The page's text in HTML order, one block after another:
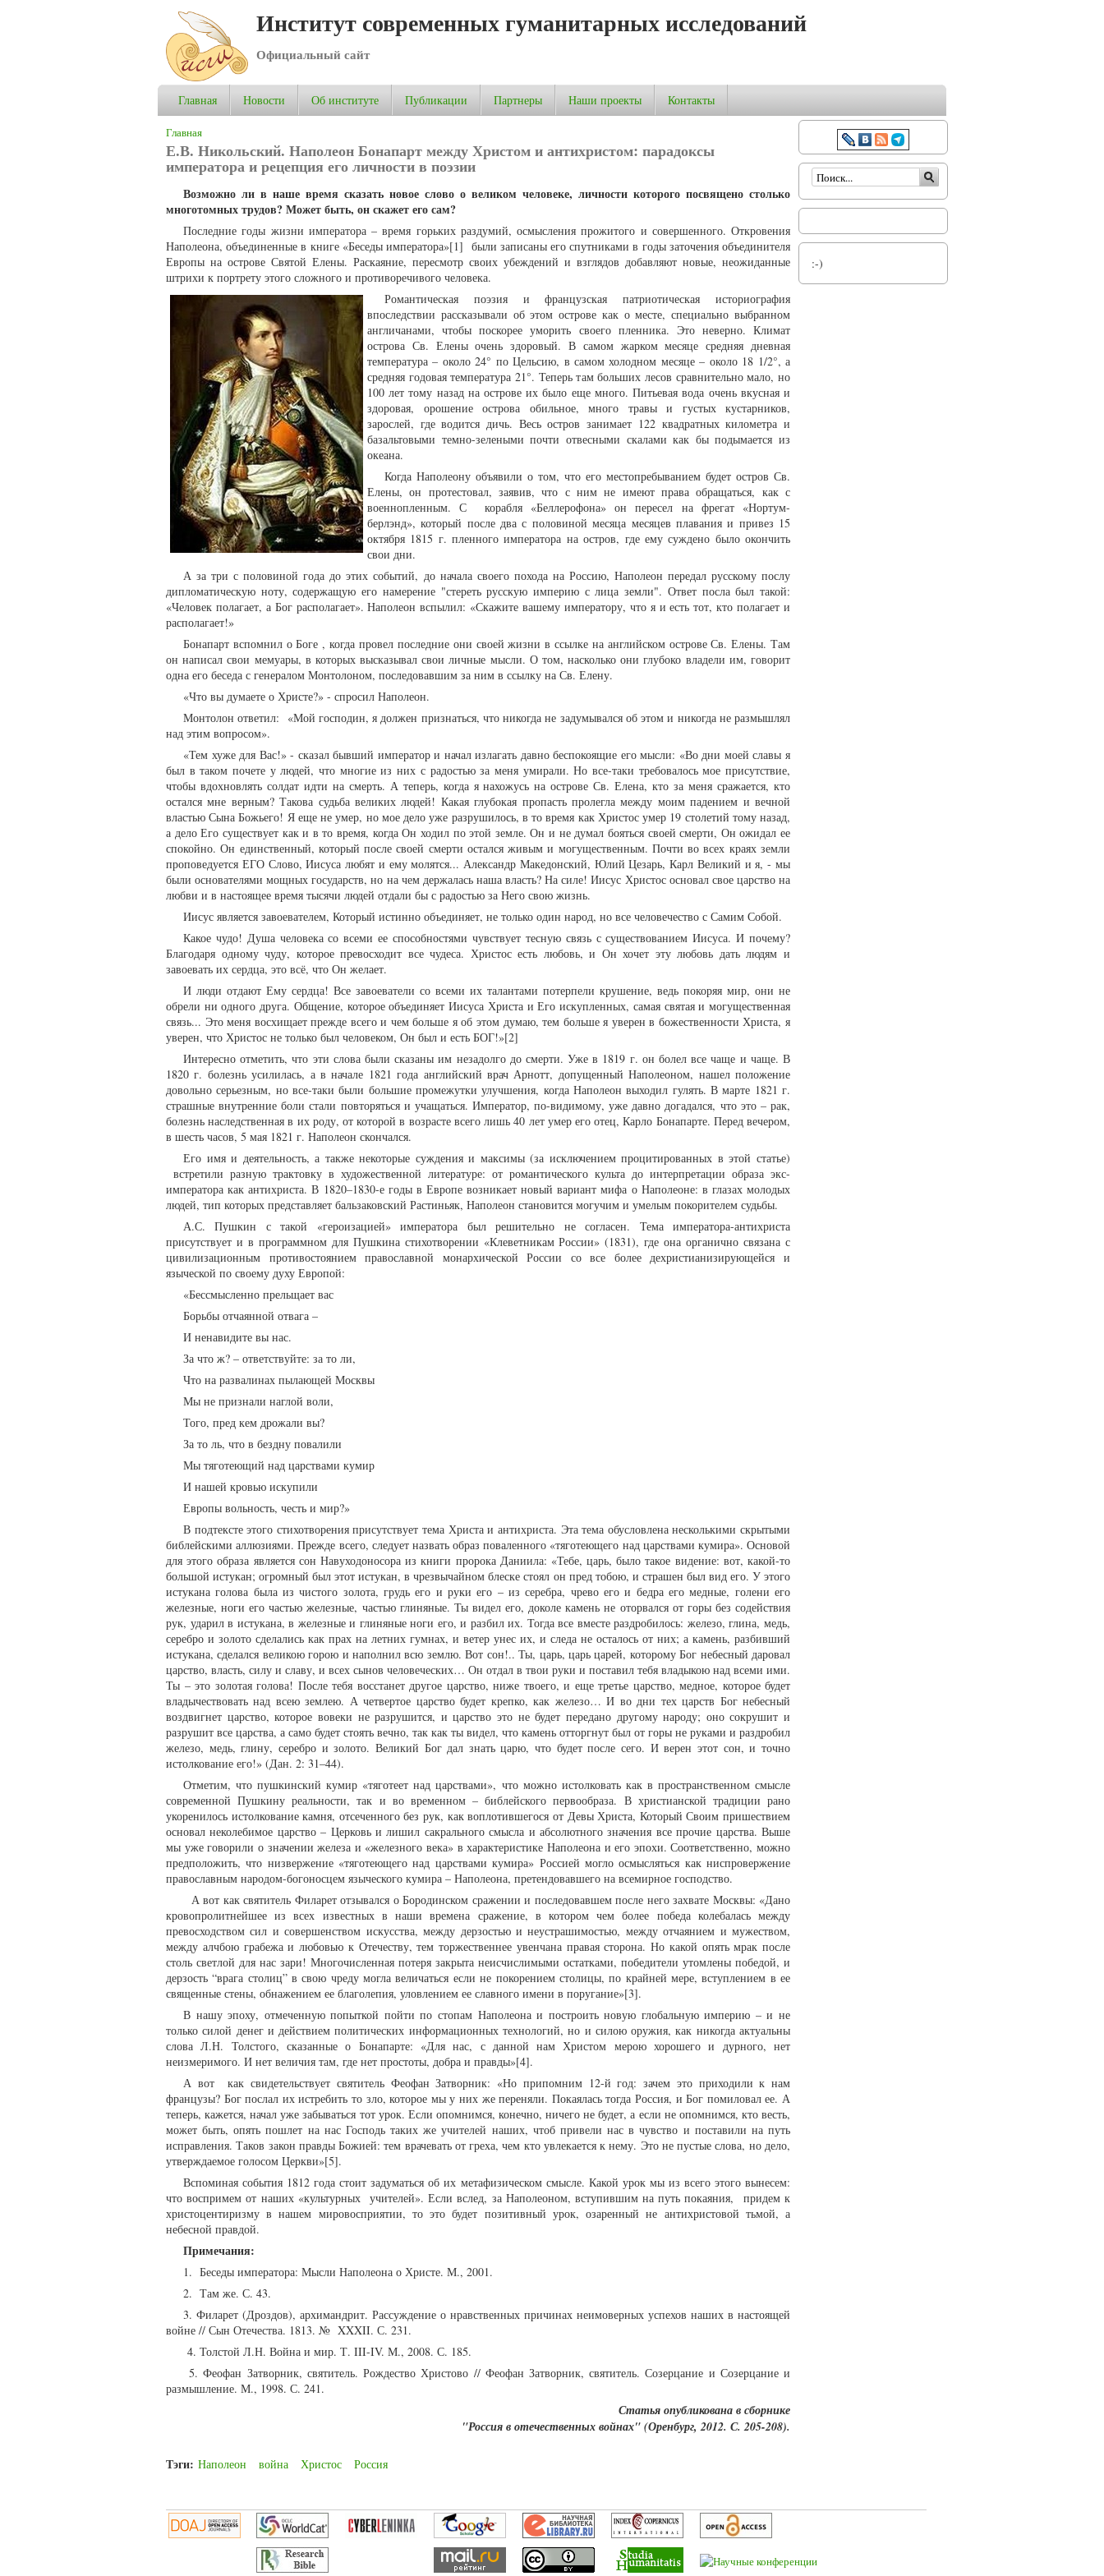
Институт современных гуманитарных исследований
Официальный сайт
Главная Новости Об институте Публикации Партнеры Наши проекты Контакты
Вы здесь
Главная
Е.В. Никольский. Наполеон Бонапарт между Христом и антихристом: парадоксы
императора и рецепция его личности в поэзии
Возможно ли в наше время сказать новое слово о великом человеке, личности которого посвящено столько
многотомных трудов? Может быть, он скажет его сам?
Последние годы жизни императора – время горьких раздумий, осмысления прожитого и совершенного. Откровения
Наполеона, объединенные в книге «Беседы императора»[1] были записаны его спутниками в годы заточения объединителя
Европы на острове Святой Елены. Раскаяние, пересмотр своих убеждений и взглядов добавляют новые, неожиданные
штрихи к портрету этого сложного и противоречивого человека.
Романтическая поэзия и французская патриотическая историография
впоследствии рассказывали об этом острове как о месте, специально выбранном
англичанами, чтобы поскорее уморить своего пленника. Это неверно. Климат
острова Св. Елены очень здоровый. В самом жарком месяце средняя дневная
температура – около 24° по Цельсию, в самом холодном месяце – около 18 1/2°, а
средняя годовая температура 21°. Теперь там больших лесов сравнительно мало, но
100 лет тому назад на острове их было еще много. Питьевая вода очень вкусная и
здоровая, орошение острова обильное, много травы и густых кустарников,
зарослей, где водится дичь. Весь остров занимает 122 квадратных километра и
базальтовыми темно-зелеными почти отвесными скалами как бы подымается из
океана.
Когда Наполеону объявили о том, что его местопребыванием будет остров Св.
Елены, он протестовал, заявив, что с ним не имеют права обращаться, как с
военнопленным. С корабля «Беллерофона» он пересел на фрегат «Нортум-
берлэнд», который после два с половиной месяца месяцев плавания и привез 15
октября 1815 г. пленного императора на остров, где ему суждено было окончить
свои дни.
А за три с половиной года до этих событий, до начала своего похода на Россию, Наполеон передал русскому послу
дипломатическую ноту, содержащую его намерение "стереть русскую империю с лица земли". Ответ посла был такой:
«Человек полагает, а Бог располагает». Наполеон вспылил: «Скажите вашему императору, что я и есть тот, кто полагает и
располагает!»
Бонапарт вспомнил о Боге , когда провел последние они своей жизни в ссылке на английском острове Св. Елены. Там
он написал свои мемуары, в которых высказывал свои личные мысли. О том, насколько они глубоко владели им, говорит
одна его беседа с генералом Монтолоном, последовавшим за ним в ссылку на Св. Елену.
«Что вы думаете о Христе?» - спросил Наполеон.
Монтолон ответил: «Мой господин, я должен признаться, что никогда не задумывался об этом и никогда не размышлял
над этим вопросом».
«Тем хуже для Вас!» - сказал бывший император и начал излагать давно беспокоящие его мысли: «Во дни моей славы я
был в таком почете у людей, что многие из них с радостью за меня умирали. Но все-таки требовалось мое присутствие,
чтобы вдохновлять солдат идти на смерть. А теперь, когда я нахожусь на острове Св. Елена, кто за меня сражается, кто
остался мне верным? Такова судьба великих людей! Какая глубокая пропасть пролегла между моим падением и вечной
властью Сына Божьего! Я еще не умер, но мое дело уже разрушилось, в то время как Христос умер 19 столетий тому назад,
а дело Его существует как и в то время, когда Он ходил по этой земле. Он и не думал бояться своей смерти, Он ожидал ее
спокойно. Он единственный, который после своей смерти остался живым и могущественным. Почти во всех краях земли
проповедуется ЕГО Слово, Иисуса любят и ему молятся... Александр Македонский, Юлий Цезарь, Карл Великий и я, - мы
были основателями мощных государств, но на чем держалась наша власть? На силе! Иисус Христос основал свое царство на
любви и в настоящее время тысячи людей отдали бы с радостью за Него свою жизнь.
Иисус является завоевателем, Который истинно объединяет, не только один народ, но все человечество с Самим Собой.
Какое чудо! Душа человека со всеми ее способностями чувствует тесную связь с существованием Иисуса. И почему?
Благодаря одному чуду, которое превосходит все чудеса. Христос есть любовь, и Он хочет эту любовь дать людям и
завоевать их сердца, это всё, что Он желает.
И люди отдают Ему сердца! Все завоеватели со всеми их талантами потерпели крушение, ведь покоряя мир, они не
обрели ни одного друга. Общение, которое объединяет Иисуса Христа и Его искупленных, самая святая и могущественная
связь... Это меня восхищает прежде всего и чем больше я об этом думаю, тем больше я уверен в божественности Христа, я
уверен, что Христос не только был человеком, Он был и есть БОГ!»[2]
Интересно отметить, что эти слова были сказаны им незадолго до смерти. Уже в 1819 г. он болел все чаще и чаще. В
1820 г. болезнь усилилась, а в начале 1821 года английский врач Арнотт, допущенный Наполеоном, нашел положение
довольно серьезным, но все-таки были большие промежутки улучшения, когда Наполеон выходил гулять. В марте 1821 г.
страшные внутренние боли стали повторяться и учащаться. Император, по-видимому, уже давно догадался, что это – рак,
болезнь наследственная в их роду, от которой в возрасте всего лишь 40 лет умер его отец, Карло Бонапарте. Перед вечером,
в шесть часов, 5 мая 1821 г. Наполеон скончался.
Его имя и деятельность, а также некоторые суждения и максимы (за исключением процитированных в этой статье)
встретили разную трактовку в художественной литературе: от романтического культа до интерпретации образа экс-
императора как антихриста. В 1820–1830-е годы в Европе возникает новый вариант мифа о Наполеоне: в глазах молодых
людей, тип которых представляет бальзаковский Растиньяк, Наполеон становится могучим и умелым покорителем судьбы.
А.С. Пушкин с такой «героизацией» императора был решительно не согласен. Тема императора-антихриста
присутствует и в программном для Пушкина стихотворении «Клеветникам России» (1831), где она органично связана с
цивилизационным противостоянием православной монархической России со все более дехристианизирующейся и
языческой по своему духу Европой:
«Бессмысленно прельщает вас
Борьбы отчаянной отвага –
И ненавидите вы нас.
За что ж? – ответствуйте: за то ли,
Что на развалинах пылающей Москвы
Мы не признали наглой воли,
Того, пред кем дрожали вы?
За то ль, что в бездну повалили
Мы тяготеющий над царствами кумир
И нашей кровью искупили
Европы вольность, честь и мир?»
В подтексте этого стихотворения присутствует тема Христа и антихриста. Эта тема обусловлена несколькими скрытыми
библейскими аллюзиями. Прежде всего, следует назвать образ поваленного «тяготеющего над царствами кумира». Основой
для этого образа является сон Навуходоносора из книги пророка Даниила: «Тебе, царь, было такое видение: вот, какой-то
большой истукан; огромный был этот истукан, в чрезвычайном блеске стоял он пред тобою, и страшен был вид его. У этого
истукана голова была из чистого золота, грудь его и руки его – из серебра, чрево его и бедра его медные, голени его
железные, ноги его частью железные, частью глиняные. Ты видел его, доколе камень не оторвался от горы без содействия
рук, ударил в истукана, в железные и глиняные ноги его, и разбил их. Тогда все вместе раздробилось: железо, глина, медь,
серебро и золото сделались как прах на летних гумнах, и ветер унес их, и следа не осталось от них; а камень, разбивший
истукана, сделался великою горою и наполнил всю землю. Вот сон!.. Ты, царь, царь царей, которому Бог небесный даровал
царство, власть, силу и славу, и всех сынов человеческих… Он отдал в твои руки и поставил тебя владыкою над всеми ими.
Ты – это золотая голова! После тебя восстанет другое царство, ниже твоего, и еще третье царство, медное, которое будет
владычествовать над всею землею. А четвертое царство будет крепко, как железо… И во дни тех царств Бог небесный
воздвигнет царство, которое вовеки не разрушится, и царство это не будет передано другому народу; оно сокрушит и
разрушит все царства, а само будет стоять вечно, так как ты видел, что камень отторгнут был от горы не руками и раздробил
железо, медь, глину, серебро и золото. Великий Бог дал знать царю, что будет после сего. И верен этот сон, и точно
истолкование его!» (Дан. 2: 31–44).
Отметим, что пушкинский кумир «тяготеет над царствами», что можно истолковать как в пространственном смысле
современной Пушкину реальности, так и во временном – библейского первообраза. В христианской традиции рано
укоренилось истолкование камня, отсеченного без рук, как воплотившегося от Девы Христа, Который Своим пришествием
основал неколебимое царство – Церковь и лишил сакрального смысла и абсолютного значения все прочие царства. Выше
мы уже говорили о значении железа и «железного века» в характеристике Наполеона и его эпохи. Соответственно, можно
предположить, что низвержение «тяготеющего над царствами кумира» Россией могло осмысляться как ниспровержение
православным народом-богоносцем языческого кумира – Наполеона, претендовавшего на всемирное господство.
А вот как святитель Филарет отзывался о Бородинском сражении и последовавшем после него захвате Москвы: «Дано
кровопролитнейшее из всех известных в наши времена сражение, в котором чем более победа колебалась между
превосходством сил и совершенством искусства, между дерзостью и неустрашимостью, между отчаянием и мужеством,
между алчбою грабежа и любовью к Отечеству, тем торжественнее увенчана правая сторона. Но какой опять мрак после
столь светлой для нас зари! Многочисленная потеря закрыта неисчислимыми остатками, победители утомлены победой, и
дерзость “врага столиц” в свою чреду могла величаться если не покорением столицы, по крайней мере, вступлением в ее
священные стены, обнажением ее благолепия, уловлением ее славного имени в поругание»[3].
В нашу эпоху, отмеченную попыткой пойти по стопам Наполеона и построить новую глобальную империю – и не
только силой денег и действием политических информационных технологий, но и силою оружия, как никогда актуальны
слова Л.Н. Толстого, сказанные о Бонапарте: «Для нас, с данной нам Христом мерою хорошего и дурного, нет
неизмеримого. И нет величия там, где нет простоты, добра и правды»[4].
А вот как свидетельствует святитель Феофан Затворник: «Но припомним 12-й год: зачем это приходили к нам
французы? Бог послал их истребить то зло, которое мы у них же переняли. Покаялась тогда Россия, и Бог помиловал ее. А
теперь, кажется, начал уже забываться тот урок. Если опомнимся, конечно, ничего не будет, а если не опомнимся, кто весть,
может быть, опять пошлет на нас Господь таких же учителей наших, чтоб привели нас в чувство и поставили на путь
исправления. Таков закон правды Божией: тем врачевать от греха, чем кто увлекается к нему. Это не пустые слова, но дело,
утверждаемое голосом Церкви»[5].
Вспоминая события 1812 года стоит задуматься об их метафизическом смысле. Какой урок мы из всего этого вынесем:
что воспримем от наших «культурных учителей». Если вслед, за Наполеоном, вступившим на путь покаяния, придем к
христоцентиризму в нашем мировосприятии, то это будет позитивный урок, озаренный не антихристовой тьмой, а
небесной правдой.
Примечания:
1. Беседы императора: Мысли Наполеона о Христе. М., 2001.
2. Там же. С. 43.
3. Филарет (Дроздов), архимандрит. Рассуждение о нравственных причинах неимоверных успехов наших в настоящей
войне // Сын Отечества. 1813. № XXXII. С. 231.
4. Толстой Л.Н. Война и мир. Т. III-IV. М., 2008. С. 185.
5. Феофан Затворник, святитель. Рождество Христово // Феофан Затворник, святитель. Созерцание и Созерцание и
размышление. М., 1998. С. 241.
Статья опубликована в сборнике
"Россия в отечественных войнах" (Оренбург, 2012. С. 205-208).
Тэги: Наполеон война Христос Россия
Форма поиска
:-)